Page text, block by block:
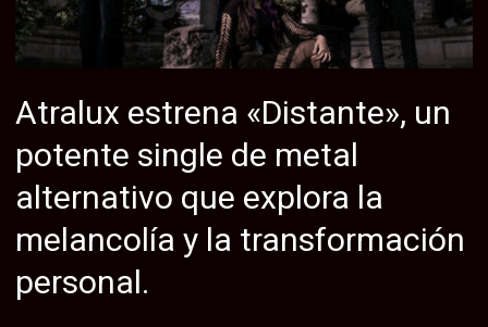
el
lanzamiento
nuevo
single
From
Christianity»
anuncia
Atralux estrena «Distante», un
potente single de metal
alternativo que explora la
melancolía y la transformación
personal.